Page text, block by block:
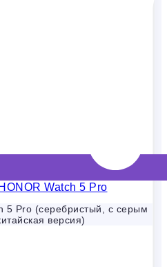
5 Pro (серебристый, с серым
версия)